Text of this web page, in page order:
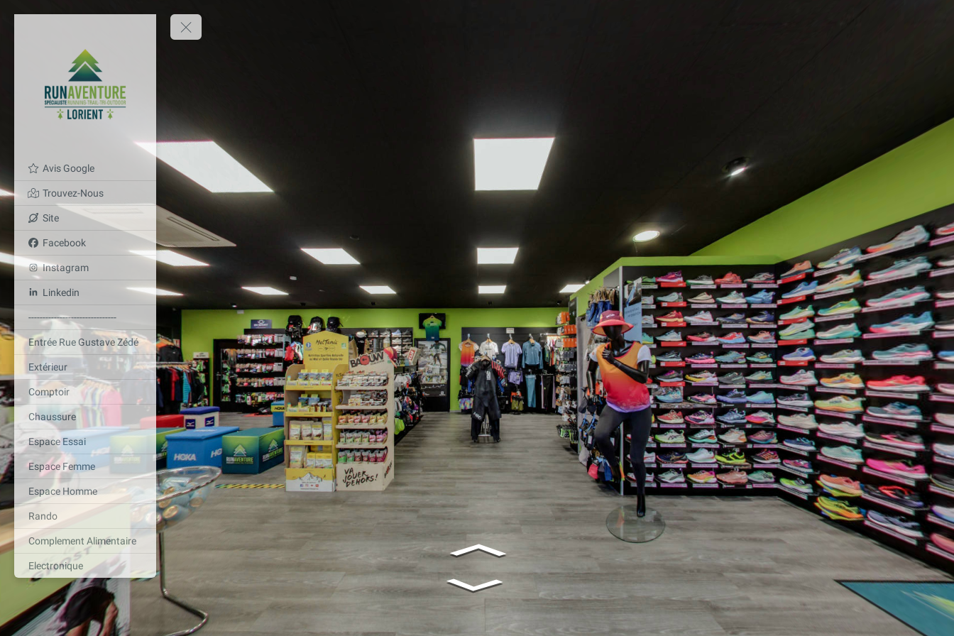
Avis Google
Trouvez-Nous
Site
Facebook
Instagram
Linkedin
-------------------------------
Entrée Rue Gustave Zédé
Extérieur
Comptoir
Chaussure
Espace Essai
Espace Femme
Espace Homme
Rando
Complement Alimentaire
Electronique